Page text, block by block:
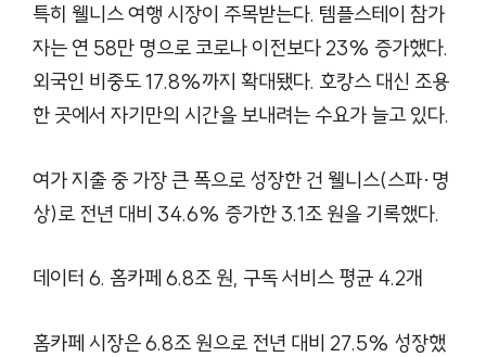
특히 웰니스 여행 시장이 주목받는다. 템플스테이 참가
자는 연 58만 명으로 코로나 이전보다 23% 증가했다.
외국인 비중도 17.8%까지 확대됐다. 호캉스 대신 조용
한 곳에서 자기만의 시간을 보내려는 수요가 늘고 있다.
여가 지출 중 가장 큰 폭으로 성장한 건 웰니스(스파·명
상)로 전년 대비 34.6% 증가한 3.1조 원을 기록했다.
데이터 6. 홈카페 6.8조 원, 구독 서비스 평균 4.2개
홈카페 시장은 6.8조 원으로 전년 대비 27.5% 성장했